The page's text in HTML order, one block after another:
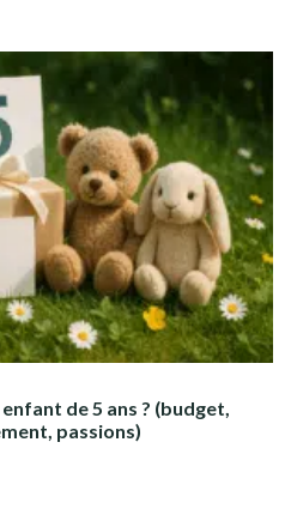
de 5 ans ? (budget,
passions)